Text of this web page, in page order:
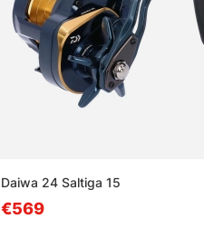
Daiwa 24 Saltiga 15
€569